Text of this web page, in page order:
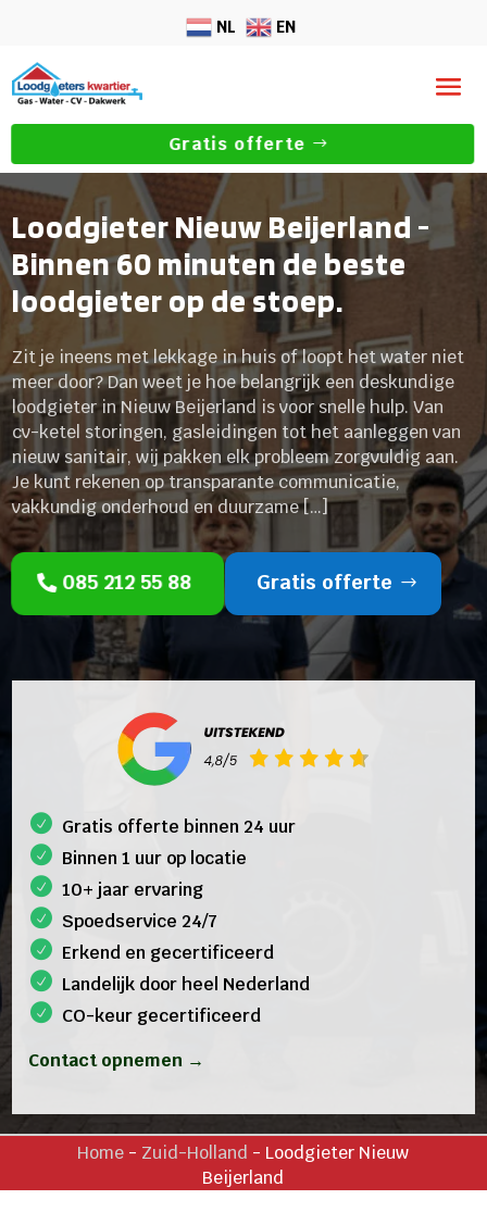
NL EN
Gratis offerte
Loodgieter Nieuw Beijerland -
Binnen 60 minuten de beste
loodgieter op de stoep.
Zit je ineens met lekkage in huis of loopt het water niet
meer door? Dan weet je hoe belangrijk een deskundige
loodgieter in Nieuw Beijerland is voor snelle hulp. Van
cv-ketel storingen, gasleidingen tot het aanleggen van
nieuw sanitair, wij pakken elk probleem zorgvuldig aan.
Je kunt rekenen op transparante communicatie,
vakkundig onderhoud en duurzame […]
085 212 55 88 Gratis offerte
Gratis offerte binnen 24 uur
Binnen 1 uur op locatie
10+ jaar ervaring
Spoedservice 24/7
Erkend en gecertificeerd
Landelijk door heel Nederland
CO-keur gecertificeerd
Contact opnemen →
Home - Zuid-Holland - Loodgieter Nieuw
Beijerland